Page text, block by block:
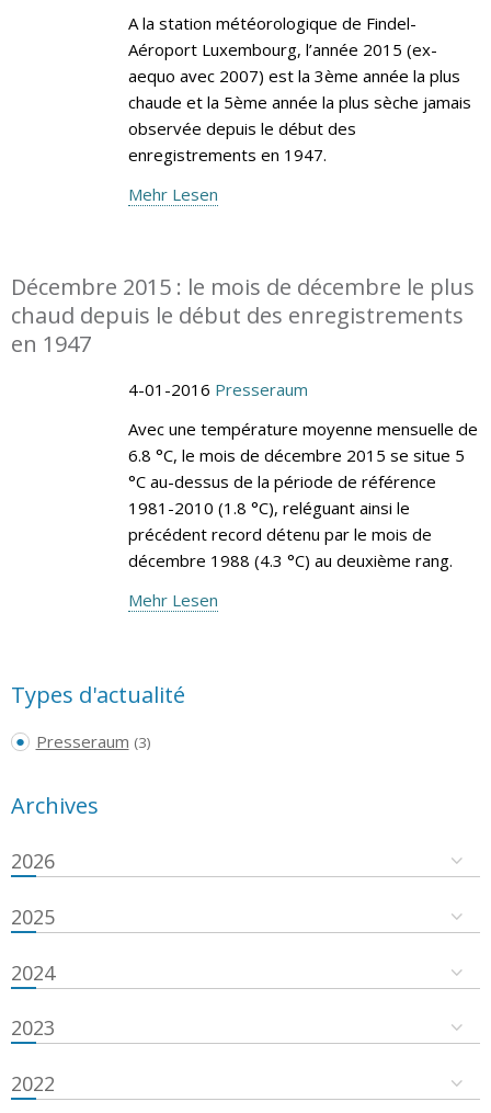
A la station météorologique de Findel-
Aéroport Luxembourg, l’année 2015 (ex-
aequo avec 2007) est la 3ème année la plus
chaude et la 5ème année la plus sèche jamais
observée depuis le début des
enregistrements en 1947.
Mehr Lesen
Décembre 2015 : le mois de décembre le plus
chaud depuis le début des enregistrements
en 1947
4-01-2016 Presseraum
Avec une température moyenne mensuelle de
6.8 °C, le mois de décembre 2015 se situe 5
°C au-dessus de la période de référence
1981-2010 (1.8 °C), reléguant ainsi le
précédent record détenu par le mois de
décembre 1988 (4.3 °C) au deuxième rang.
Mehr Lesen
Types d'actualité
Presseraum (3)
Archives
2026
2025
2024
2023
2022